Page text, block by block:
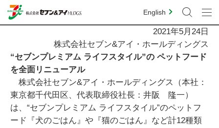
English
2021年5月24日
株式会社セブン&アイ・ホールディングス
“セブンプレミアム ライフスタイル”の ペットフード
を全面リニューアル
株式会社セブン&アイ・ホールディングス（本社：
東京都千代田区、代表取締役社長：井阪 隆一）
は、“セブンプレミアム ライフスタイル”のペットフ
ード『犬のごはん』や『猫のごはん』など計12種類